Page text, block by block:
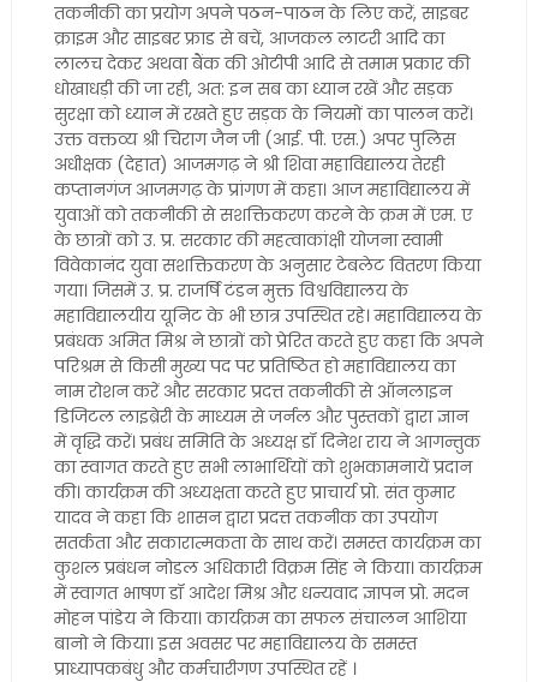
तकनीकी का प्रयोग अपने पठन-पाठन के लिए करें, साइबर
क्राइम और साइबर फ्राड से बचें, आजकल लाटरी आदि का
लालच देकर अथवा बैंक की ओटीपी आदि से तमाम प्रकार की
धोखाधड़ी की जा रही, अत: इन सब का ध्यान रखें और सड़क
सुरक्षा को ध्यान में रखते हुए सड़क के नियमों का पालन करें।
उक्त वक्तव्य श्री चिराग जैन जी (आई. पी. एस.) अपर पुलिस
अधीक्षक (देहात) आजमगढ़ ने श्री शिवा महाविद्यालय तेरही
कप्तानगंज आजमगढ़ के प्रांगण में कहा। आज महाविद्यालय में
युवाओं को तकनीकी से सशक्तिकरण करने के क्रम में एम. ए
के छात्रों को उ. प्र. सरकार की महत्वाकांक्षी योजना स्वामी
विवेकानंद युवा सशक्तिकरण के अनुसार टेबलेट वितरण किया
गया। जिसमें उ. प्र. राजर्षि टंडन मुक्त विश्वविद्यालय के
महाविद्यालयीय यूनिट के भी छात्र उपस्थित रहे। महाविद्यालय के
प्रबंधक अमित मिश्र ने छात्रों को प्रेरित करते हुए कहा कि अपने
परिश्रम से किसी मुख्य पद पर प्रतिष्ठित हो महाविद्यालय का
नाम रोशन करें और सरकार प्रदत्त तकनीकी से ऑनलाइन
डिजिटल लाइब्रेरी के माध्यम से जर्नल और पुस्तकों द्वारा ज्ञान
में वृद्धि करें। प्रबंध समिति के अध्यक्ष डॉ दिनेश राय ने आगन्तुक
का स्वागत करते हुए सभी लाभार्थियों को शुभकामनायें प्रदान
की। कार्यक्रम की अध्यक्षता करते हुए प्राचार्य प्रो. संत कुमार
यादव ने कहा कि शासन द्वारा प्रदत्त तकनीक का उपयोग
सतर्कता और सकारात्मकता के साथ करें। समस्त कार्यक्रम का
कुशल प्रबंधन नोडल अधिकारी विक्रम सिंह ने किया। कार्यक्रम
में स्वागत भाषण डॉ आदेश मिश्र और धन्यवाद ज्ञापन प्रो. मदन
मोहन पांडेय ने किया। कार्यक्रम का सफल संचालन आशिया
बानो ने किया। इस अवसर पर महाविद्यालय के समस्त
प्राध्यापकबंधु और कर्मचारीगण उपस्थित रहें ।